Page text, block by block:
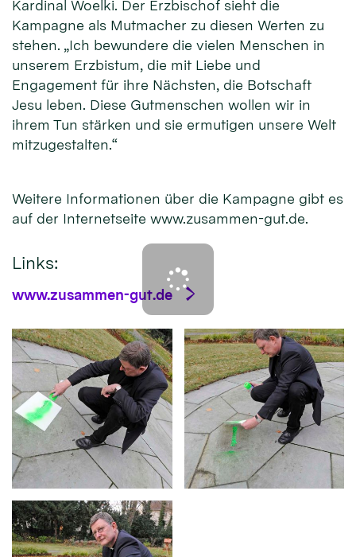
Kardinal Woelki. Der Erzbischof sieht die
Kampagne als Mutmacher zu diesen Werten zu
stehen. „Ich bewundere die vielen Menschen in
unserem Erzbistum, die mit Liebe und
Engagement für ihre Nächsten, die Botschaft
Jesu leben. Diese Gutmenschen wollen wir in
ihrem Tun stärken und sie ermutigen unsere Welt
mitzugestalten.“
Weitere Informationen über die Kampagne gibt es
auf der Internetseite www.zusammen-gut.de.
Links:
www.zusammen-gut.de